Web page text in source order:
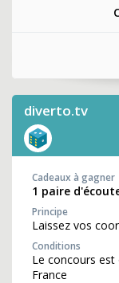
diverto.tv
Cadeaux à gagner
1 paire
Principe
Laissez vos
Conditions
Le concours
France